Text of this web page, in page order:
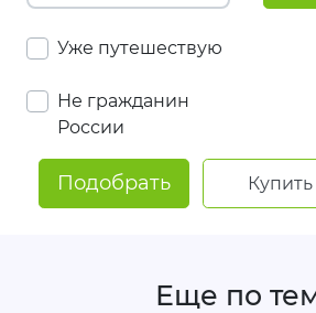
Уже путешествую
Не гражданин
России
Подобрать
Еще по